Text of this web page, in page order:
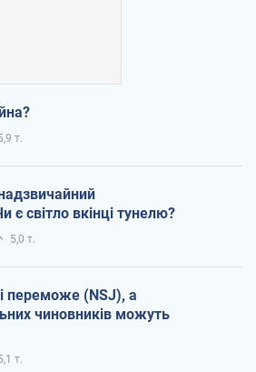
т.
є світло вкінці тунелю?
5,0 т.
переможе (NSJ), а
чиновників можуть
т.